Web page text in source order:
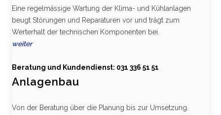
Eine regelmässige Wartung der Klima- und Kühlanlagen
beugt Störungen und Reparaturen vor und trägt zum
Werterhalt der technischen Komponenten bei.
weiter
Beratung und Kundendienst: 031 336 51 51
Anlagenbau
Von der Beratung über die Planung bis zur Umsetzung.